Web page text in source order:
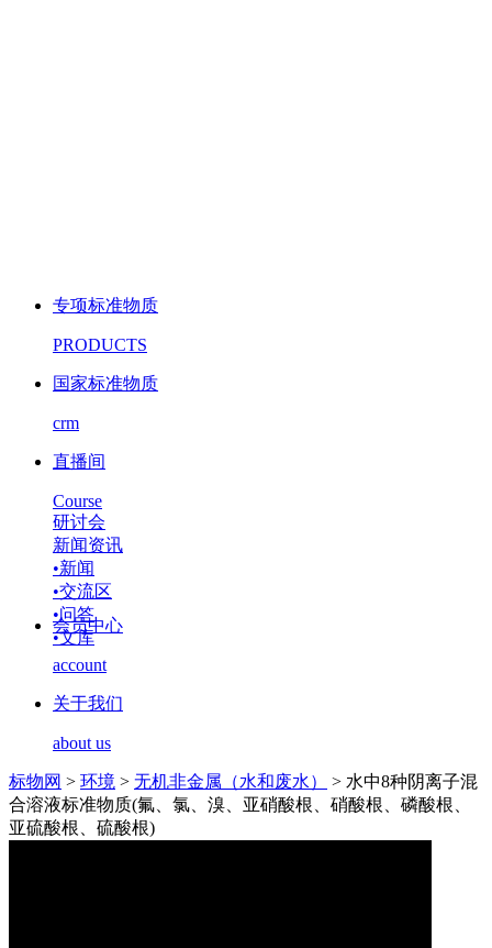
专项标准物质
PRODUCTS
国家标准物质
crm
直播间
Course
研讨会
新闻资讯
•新闻
•交流区
•问答
•文库
会员中心
account
关于我们
about us
标物网 > 环境 > 无机非金属（水和废水） > 水中8种阴离子混
合溶液标准物质(氟、氯、溴、亚硝酸根、硝酸根、磷酸根、
亚硫酸根、硫酸根)